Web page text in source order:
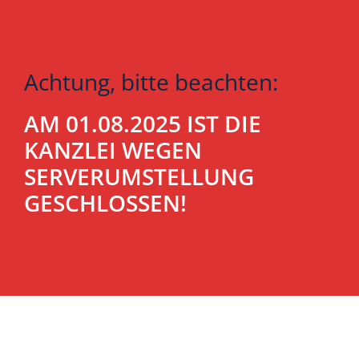
Achtung, bitte beachten:
AM 01.08.2025 IST DIE
KANZLEI WEGEN
SERVERUMSTELLUNG
GESCHLOSSEN!